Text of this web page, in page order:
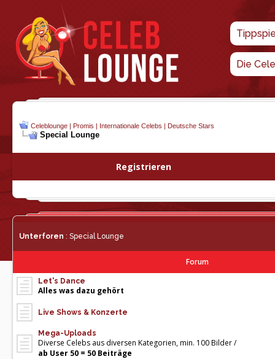
Die
Celeblounge | Promis | Internationale Celebs | Deutsche Stars
Special Lounge
Registrieren
Unterforen : Special Lounge
Forum
Let's Dance
Alles was dazu gehört
Live Shows & Konzerte
Mega-Uploads
Diverse Celebs aus diversen Kategorien, min. 100 Bilder /
ab User 50 = 50 Beiträge